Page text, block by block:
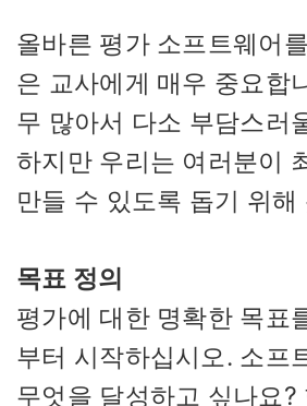
올바른 평가 소프트웨어
은 교사에게 매우 중요합
무 많아서 다소 부담스러
하지만 우리는 여러분이
만들 수 있도록 돕기 위해
목표 정의
평가에 대한 명확한 목표
부터 시작하십시오. 소프
무엇을 달성하고 싶나요?